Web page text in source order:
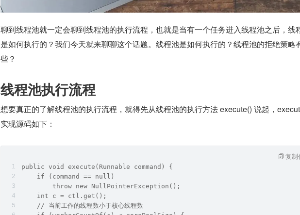
聊到线程池就一定会聊到线程池的执行流程，也就是当有一个任务进入线程池之后，线
是如何执行的？我们今天就来聊聊这个话题。线程池是如何执行的？线程池的拒绝策略
些？
线程池执行流程
想要真正的了解线程池的执行流程，就得先从线程池的执行方法 execute() 说起，
实现源码如下：
public void execute(Runnable command) {
    if (command == null)
        throw new NullPointerException();
    int c = ctl.get();
    // 当前工作的线程数小于核心线程数
复制